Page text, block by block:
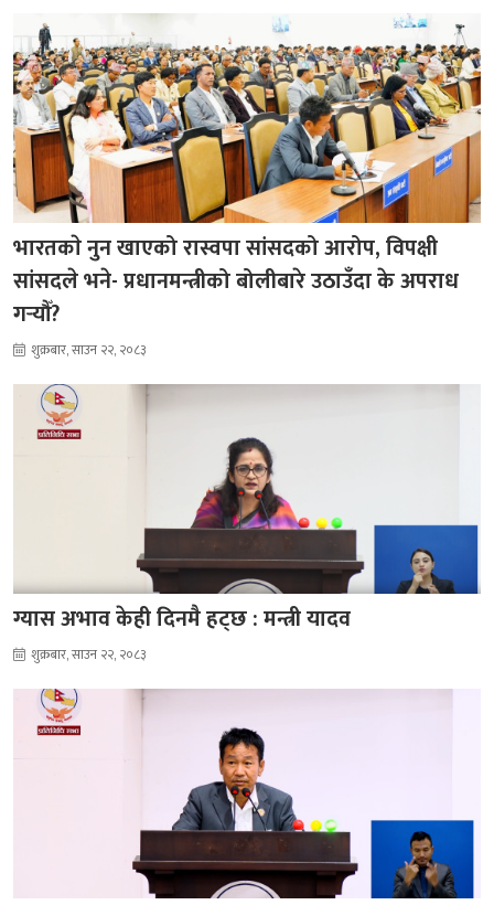
भारतकाे नुन खाएको रास्वपा सांसदको आरोप, विपक्षी
सांसदले भने- प्रधानमन्त्रीको बोलीबारे उठाउँदा के अपराध
गर्‍यौँ?
शुक्रबार, साउन २२, २०८३
ग्यास अभाव केही दिनमै हट्छ : मन्त्री यादव
शुक्रबार, साउन २२, २०८३